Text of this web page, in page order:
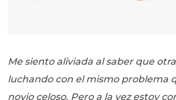
Me siento aliviada al saber que
luchando con el mismo problema
novio celoso. Pero a la vez estoy